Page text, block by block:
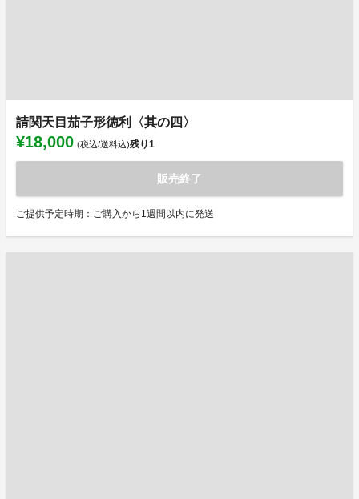
請関天目茄子形徳利〈其の四〉
¥18,000 (税込/送料込)残り1
販売終了
ご提供予定時期：ご購入から1週間以内に発送